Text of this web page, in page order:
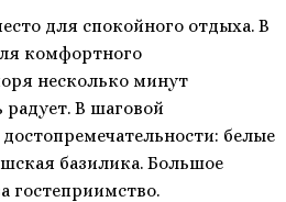
для спокойного отдыха. В
комфортного
несколько минут
В шаговой
белые
базилика. Большое
гостеприимство.